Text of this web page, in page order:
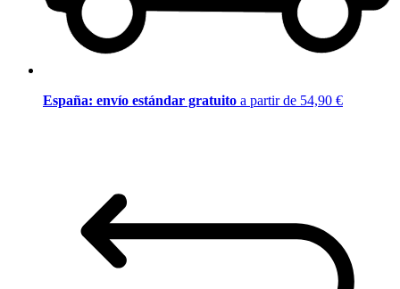
España: envío estándar gratuito a partir de 54,90 €